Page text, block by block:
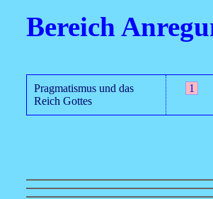
Bereich
Pragmatismus und das
Reich Gottes
1